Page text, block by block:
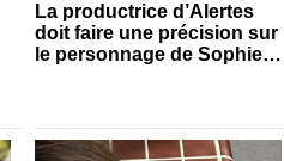
La productrice d’Alertes
doit faire une précision sur
le personnage de Sophie